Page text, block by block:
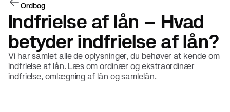
Ordbog
Indfrielse af lån – Hvad
betyder indfrielse af lån?
Vi har samlet alle de oplysninger, du behøver at kende om
indfrielse af lån. Læs om ordinær og ekstraordinær
indfrielse, omlægning af lån og samlelån.